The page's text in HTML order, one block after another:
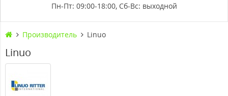
Пн-Пт: 09:00-18:00, Сб-Вс: выходной
Производитель Linuo
Linuo